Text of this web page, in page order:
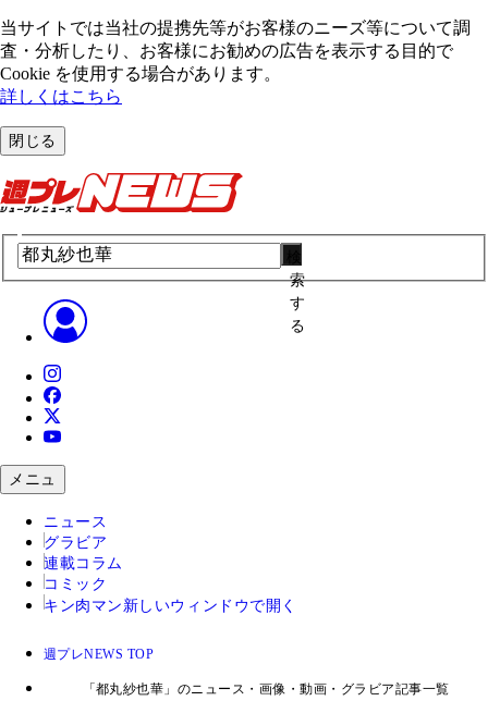
当サイトでは当社の提携先等がお客様のニーズ等について調
査・分析したり、お客様にお勧めの広告を表⽰する⽬的で
Cookie を使⽤する場合があります。
詳しくはこちら
閉じる
索
す
る
メニュ
ニュース
グラビア
連載コラム
コミック
キン肉マン 新しいウィンドウで開く
週プレNEWS TOP
「都丸紗也華」のニュース・画像・動画・グラビア記事一覧